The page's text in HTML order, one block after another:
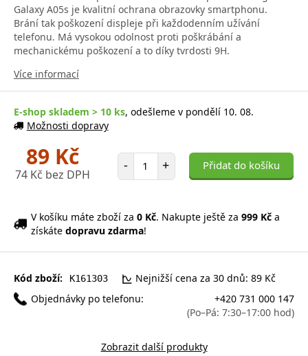
Galaxy A05s je kvalitní ochrana obrazovky smartphonu.
Brání tak poškození displeje při každodenním užívání
telefonu. Má vysokou odolnost proti poškrábání a
mechanickému poškození a to díky tvrdosti 9H.
Více informací
E-shop skladem > 10 ks, odešleme v pondělí 10. 08.
Možnosti dopravy
89 Kč
74 Kč bez DPH
- Počet položek
+ Přidat do košíku
V košíku máte zboží za 0 Kč. Nakupte ještě za 999 Kč a
získáte dopravu zdarma!
Kód zboží: K161303
Nejnižší cena za 30 dnů: 89 Kč
Objednávky po telefonu:
+420 731 000 147
(Po–Pá: 7:30–17:00 hod)
Zobrazit další produkty